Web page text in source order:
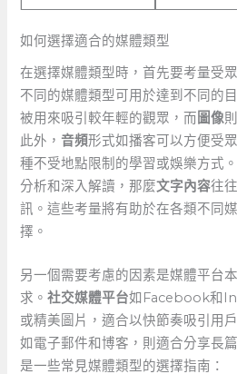
如何選擇適合的媒體類型
在選擇媒體類型時，首先要考量受
不同的媒體類型可用於達到不同的
被用來吸引較年輕的觀眾，而 圖像
此外，音頻形式如播客可以方便受
種不受地點限制的學習或娛樂方式
分析和深入解讀，那麼文字內容往
訊。這些考量將有助於在各類不同
擇。
另一個需要考慮的因素是媒體平台
求。社交媒體平台如Facebook和
或精美圖片，適合以快節奏吸引用
如電子郵件和博客，則適合分享長
是一些常見媒體類型的選擇指南：